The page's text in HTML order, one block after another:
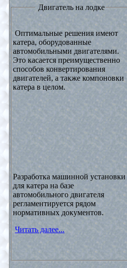
Двигатель на лодке
Оптимальные решения имеют
катера, оборудованные
автомобильными двигателями.
Это касается преимущественно
способов конвертирования
двигателей, а также компоновки
катера в целом.
Разработка машинной установки
для катера на базе
автомобильного двигателя
регламентируется рядом
нормативных документов.
Читать далее...